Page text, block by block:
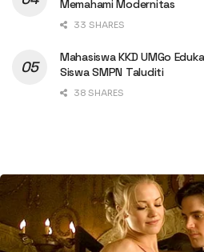
Memahami Modernitas
33 SHARES
Mahasiswa KKD UMGo
Siswa SMPN Taluditi
38 SHARES